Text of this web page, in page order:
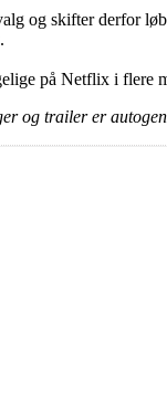
og skifter derfor
på Netflix i flere
og trailer er